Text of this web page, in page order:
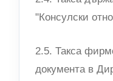
"Консулски
2.5. Такса
документа в